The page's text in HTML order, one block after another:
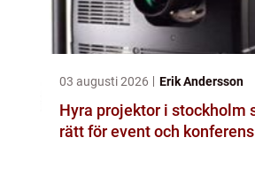
03 augusti 2026 Erik Andersson
Hyra projektor i stockholm så väljer du
rätt för event och konferens